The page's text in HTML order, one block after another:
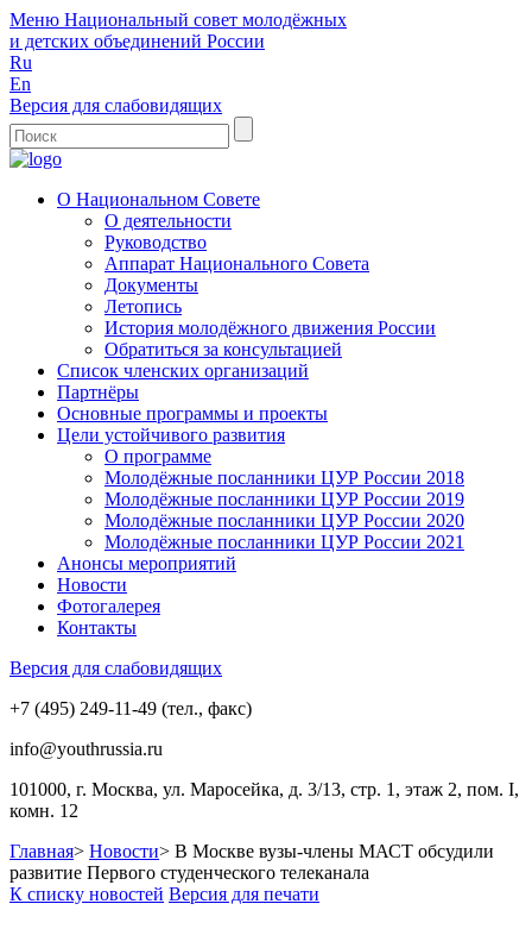
Меню Национальный совет молодёжных
и детских объединений России
Ru
En
Версия для слабовидящих
О Национальном Совете
О деятельности
Руководство
Аппарат Национального Совета
Документы
Летопись
История молодёжного движения России
Обратиться за консультацией
Список членских организаций
Партнёры
Основные программы и проекты
Цели устойчивого развития
О программе
Молодёжные посланники ЦУР России 2018
Молодёжные посланники ЦУР России 2019
Молодёжные посланники ЦУР России 2020
Молодёжные посланники ЦУР России 2021
Анонсы мероприятий
Новости
Фотогалерея
Контакты
Версия для слабовидящих
+7 (495) 249-11-49 (тел., факс)
info@youthrussia.ru
101000, г. Москва, ул. Маросейка, д. 3/13, стр. 1, этаж 2, пом. I,
комн. 12
Главная> Новости> В Москве вузы-члены МАСТ обсудили
развитие Первого студенческого телеканала
К списку новостей Версия для печати